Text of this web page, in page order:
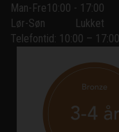
Man-Fre10:00 - 17:00
Lør-Søn
Lukket
Telefontid: 10:00 – 17:00